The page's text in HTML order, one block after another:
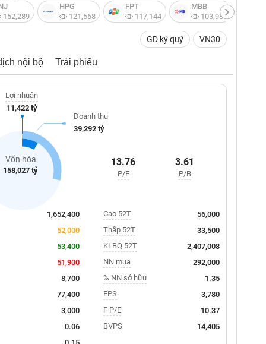
152,289
HPG
121,568
FPT
117,144
MBB
103,987
GD ký quỹ VN30
nội bộ Trái phiếu
Vốn hóa
158,027 tỷ
Lợi nhuận
11,422 tỷ
Doanh thu
39,292 tỷ
13.76
P/E
3.61
P/B
1,652,400
52,000
53,400
51,900
8,700
77,400
3,000
0.06
0.15
Cao 52T
56,000
Thấp 52T
33,500
KLBQ 52T
2,407,008
NN mua
292,000
% NN sở hữu
1.35
EPS
3,780
F P/E
10.37
BVPS
14,405